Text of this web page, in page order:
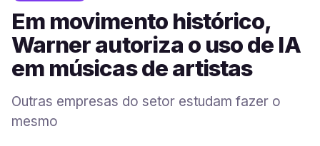
Em movimento histórico,
Warner autoriza o uso de IA
em músicas de artistas
Outras empresas do setor estudam fazer o
mesmo